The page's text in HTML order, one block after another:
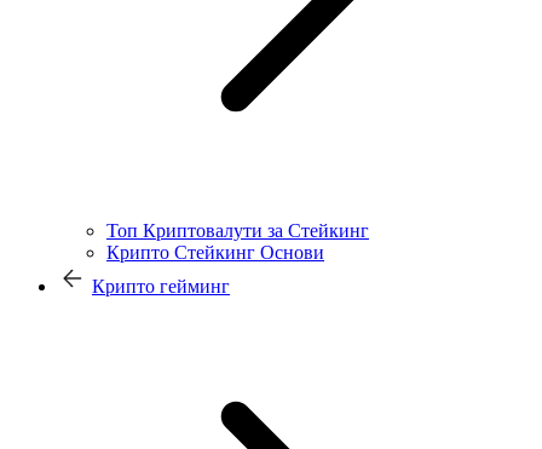
Топ Криптовалути за Стейкинг
Крипто Стейкинг Основи
Крипто гейминг